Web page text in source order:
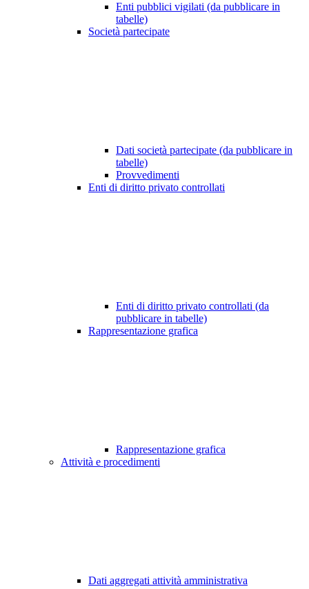
Enti pubblici vigilati (da pubblicare in
tabelle)
Società partecipate
Dati società partecipate (da pubblicare in
tabelle)
Provvedimenti
Enti di diritto privato controllati
Enti di diritto privato controllati (da
pubblicare in tabelle)
Rappresentazione grafica
Rappresentazione grafica
Attività e procedimenti
Dati aggregati attività amministrativa